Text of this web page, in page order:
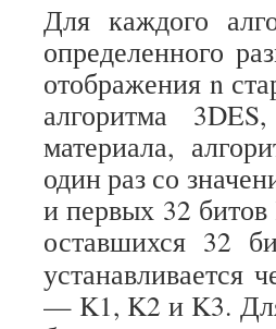
Для каждого
определенного
отображения n
алгоритма
материала,
один раз со
и первых 32
оставшихся 32
устанавливается
— K1, K2 и K3.